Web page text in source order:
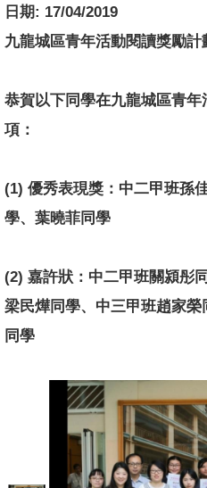
日期: 17/04/2019
九龍城區青年活動閱讀獎勵計
恭賀以下同學在九龍城區青
項：
(1) 優秀表現獎：中二甲班孫
學、葉曉菲同學
(2) 嘉許狀：中二甲班關潁彤
梁民燁同學、中三甲班趙家
同學